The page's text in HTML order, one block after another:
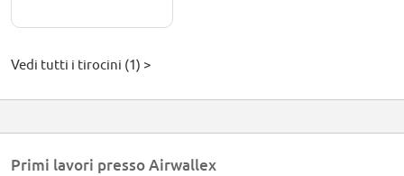
Vedi tutti i tirocini (1) >
Primi lavori presso Airwallex